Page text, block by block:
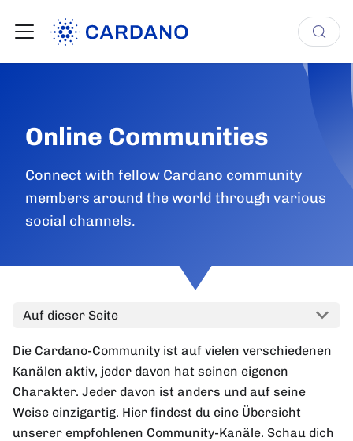
Online Communities
Connect with fellow Cardano community
members around the world through various
social channels.
Auf dieser Seite
Die Cardano-Community ist auf vielen verschiedenen
Kanälen aktiv, jeder davon hat seinen eigenen
Charakter. Jeder davon ist anders und auf seine
Weise einzigartig. Hier findest du eine Übersicht
unserer empfohlenen Community-Kanäle. Schau dich